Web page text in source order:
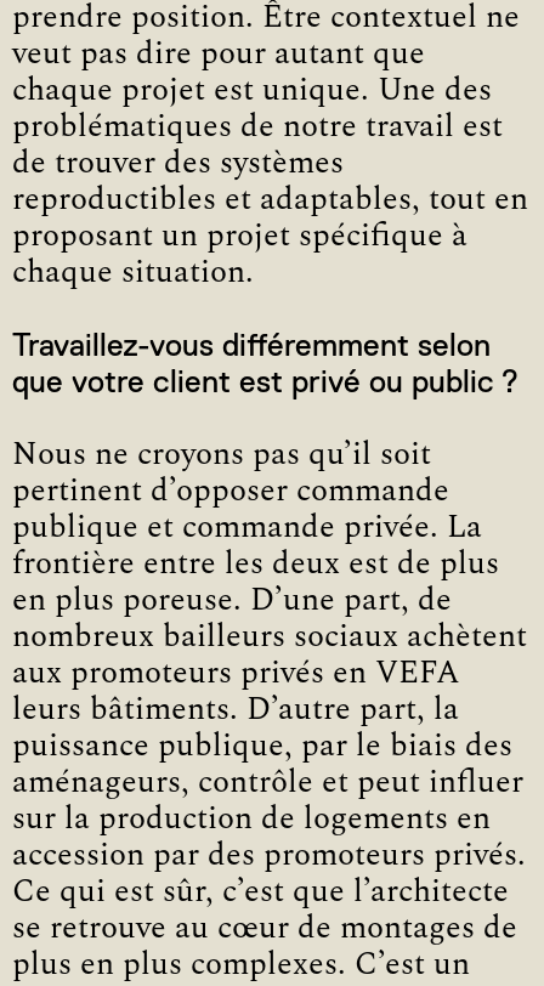
prendre position. Être contextuel ne
veut pas dire pour autant que
chaque projet est unique. Une des
problématiques de notre travail est
de trouver des systèmes
reproductibles et adaptables, tout en
proposant un projet spécifique à
chaque situation.
Travaillez-vous différemment selon
que votre client est privé ou public ?
Nous ne croyons pas qu’il soit
pertinent d’opposer commande
publique et commande privée. La
frontière entre les deux est de plus
en plus poreuse. D’une part, de
nombreux bailleurs sociaux achètent
aux promoteurs privés en VEFA
leurs bâtiments. D’autre part, la
puissance publique, par le biais des
aménageurs, contrôle et peut influer
sur la production de logements en
accession par des promoteurs privés.
Ce qui est sûr, c’est que l’architecte
se retrouve au cœur de montages de
plus en plus complexes. C’est un